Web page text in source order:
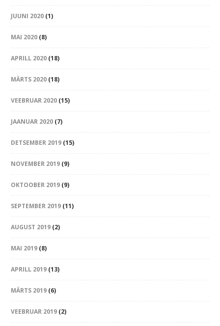
JUUNI 2020 (1)
MAI 2020 (8)
APRILL 2020 (18)
MÄRTS 2020 (18)
VEEBRUAR 2020 (15)
JAANUAR 2020 (7)
DETSEMBER 2019 (15)
NOVEMBER 2019 (9)
OKTOOBER 2019 (9)
SEPTEMBER 2019 (11)
AUGUST 2019 (2)
MAI 2019 (8)
APRILL 2019 (13)
MÄRTS 2019 (6)
VEEBRUAR 2019 (2)